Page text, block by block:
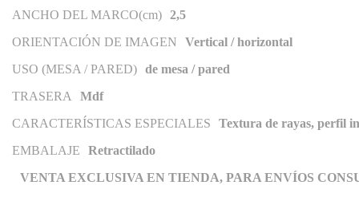
ANCHO DEL MARCO(cm)
2,5
ORIENTACIÓN DE IMAGEN
Vertical / horizontal
USO (MESA / PARED) de mesa / pared
TRASERA
Mdf
CARACTERÍSTICAS ESPECIALES
Textura de rayas, perfil
EMBALAJE
Retractilado
VENTA EXCLUSIVA EN TIENDA, PARA ENVÍOS